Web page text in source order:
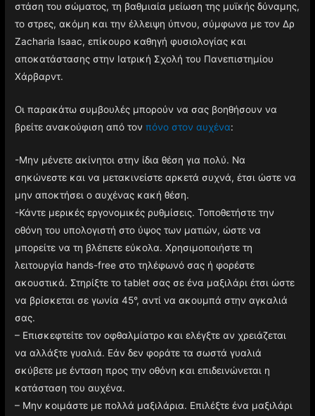
στάση του σώματος, τη βαθμιαία μείωση της μυϊκής δύναμης,
το στρες, ακόμη και την έλλειψη ύπνου, σύμφωνα με τον Δρ
Zacharia Isaac, επίκουρο καθηγή φυσιολογίας και
αποκατάστασης στην Ιατρική Σχολή του Πανεπιστημίου
Χάρβαρντ.
Οι παρακάτω συμβουλές μπορούν να σας βοηθήσουν να
βρείτε ανακούφιση από τονπόνο στον αυχένα:
-Μην μένετε ακίνητοι στην ίδια θέση για πολύ. Να
σηκώνεστε και να μετακινείστε αρκετά συχνά, έτσι ώστε να
μην αποκτήσει ο αυχένας κακή θέση.
-Κάντε μερικές εργονομικές ρυθμίσεις. Τοποθετήστε την
οθόνη του υπολογιστή στο ύψος των ματιών, ώστε να
μπορείτε να τη βλέπετε εύκολα. Χρησιμοποιήστε τη
λειτουργία hands-free στο τηλέφωνό σας ή φορέστε
ακουστικά. Στηρίξτε το tablet σας σε ένα μαξιλάρι έτσι ώστε
να βρίσκεται σε γωνία 45°, αντί να ακουμπά στην αγκαλιά
σας.
– Επισκεφτείτε τον οφθαλμίατρο και ελέγξτε αν χρειάζεται
να αλλάξτε γυαλιά. Εάν δεν φοράτε τα σωστά γυαλιά
σκύβετε με ένταση προς την οθόνη και επιδεινώνεται η
κατάσταση του αυχένα.
– Μην κοιμάστε με πολλά μαξιλάρια. Επιλέξτε ένα μαξιλάρι